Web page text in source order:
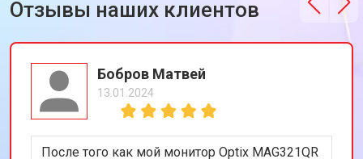
Отзывы наших клиентов
Бобров Матвей
13.01.2024
После того как мой монитор Optix MAG321QR